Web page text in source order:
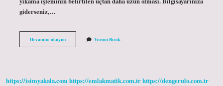
giderseniz,…
Devamını okuyunEkonomik
Programlar
Yorum Bırak
https://isimyakala.comhttps://emlakmatik.com.trhttps://dengerulo.com.tr